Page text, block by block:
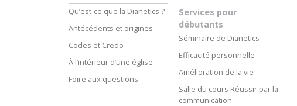
Qu’est-ce que la Dianetics ?
Antécédents et origines
Codes et Credo
À l’intérieur d’une église
Foire aux questions
Services pour
débutants
Séminaire de Dianetics
Efficacité personnelle
Amélioration de la vie
Salle du cours Réussir par la
communication